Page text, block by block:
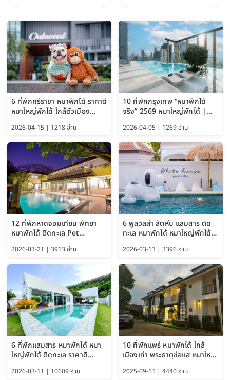
6 ที่พักศรีราชา หมาพักได้ ราคาดี
หมาใหญ่พักได้ ใกล้ตัวเมือง
2026-04-15 | 1218 อ่าน
10 ที่พักกรุงเทพ “หมาพักได้
จริง” 2569 หมาใหญ่พักได้ |
Bangkok อัปเดตล่าสุด
2026-04-05 | 1269 อ่าน
12 ที่พักหาดจอมเทียน พัทยา
หมาพักได้ ติดทะเล Pet
พักได้ อัปเดต 2569
2026-03-21 | 3913 อ่าน
6 พูลวิลล่า สัตหีบ แสมสาร ติด
ทะเล หมาพักได้ หมาใหญ่พักได้
2026-03-13 | 3396 อ่าน
6 ที่พักแสมสาร หมาพักได้ หมา
ใหญ่พักได้ ติดทะเล ราคาดี
2026-03-11 | 10609 อ่าน
10 ที่พักแพร่ หมาพักได้ ใกล้
เมืองเก่า พระธาตุช่อแฮ หมาใหญ่
พักได้ด้วย อัปเดต 2569
2025-09-11 | 4440 อ่าน